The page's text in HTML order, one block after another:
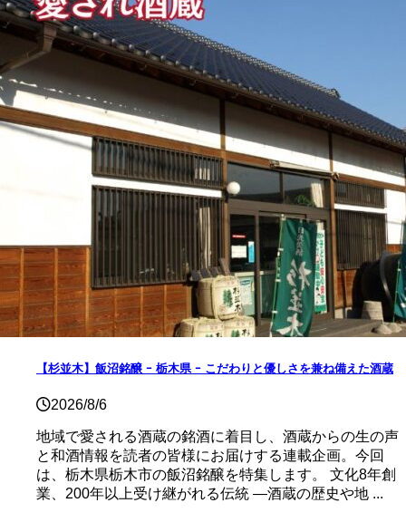
【杉並木】飯沼銘醸 ｰ 栃木県 ｰ こだわりと優しさを兼ね備えた酒蔵
2026/8/6
地域で愛される酒蔵の銘酒に着目し、酒蔵からの生の声
と和酒情報を読者の皆様にお届けする連載企画。今回
は、栃木県栃木市の飯沼銘醸を特集します。 文化8年創
業、200年以上受け継がれる伝統 ―酒蔵の歴史や地 ...